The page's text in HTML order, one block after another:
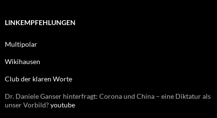
e
a
h
LINKEMPFEHLUNGEN
Multipolar
Wikihausen
Club der klaren Worte
Dr. Daniele Ganser hinterfragt: Corona und China – eine Diktatur als
unser Vorbild?youtube